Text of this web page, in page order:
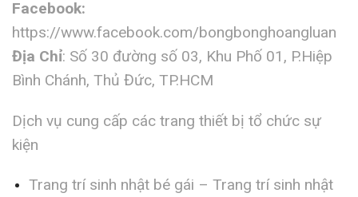
Facebook:
https://www.facebook.com/bongbonghoangluan
Địa Chỉ: Số 30 đường số 03, Khu Phố 01, P.Hiệp
Bình Chánh, Thủ Đức, TP.HCM
Dịch vụ cung cấp các trang thiết bị tổ chức sự
kiện
Trang trí sinh nhật bé gái – Trang trí sinh nhật